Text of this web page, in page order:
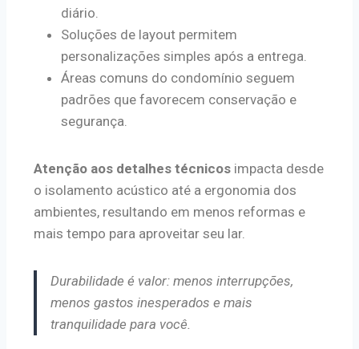
diário.
Soluções de layout permitem
personalizações simples após a entrega.
Áreas comuns do condomínio seguem
padrões que favorecem conservação e
segurança.
Atenção aos detalhes técnicos impacta desde
o isolamento acústico até a ergonomia dos
ambientes, resultando em menos reformas e
mais tempo para aproveitar seu lar.
Durabilidade é valor: menos interrupções,
menos gastos inesperados e mais
tranquilidade para você.